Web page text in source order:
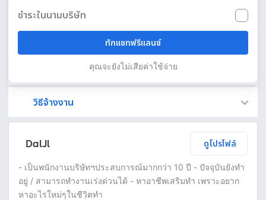
ชำระในนามบริษัท
ทักแชทฟรีแลนซ์
คุณจะยังไม่เสียค่าใช้จ่าย
วิธีจ้างงาน
DalJl ดูโปรไฟล์
- เป็นพนักงานบริษัทฯประสบการณ์มากกว่า 10 ปี - ปัจจุบันยังทำ
อยู่ / สามารถทำงานเร่งด่วนได้ - หาอาชีพเสริมทำ เพราะอยาก
หาอะไรใหม่ๆในชีวิตทำ